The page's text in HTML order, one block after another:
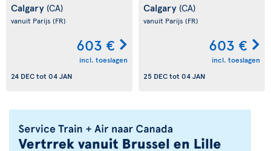
Calgary (CA)
vanuit Parijs (FR)
603 €
incl. toeslagen
24 DECtot 04 JAN
Calgary (CA)
vanuit Parijs (FR)
603 €
incl. toeslagen
25 DECtot 04 JAN